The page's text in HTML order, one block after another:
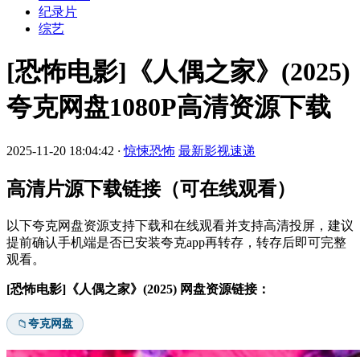
纪录片
综艺
[恐怖电影]《人偶之家》(2025)
夸克网盘1080P高清资源下载
2025-11-20 18:04:42 · 惊悚恐怖 最新影视速递
高清片源下载链接（可在线观看）
以下夸克网盘资源支持下载和在线观看并支持高清投屏，建议
提前确认手机端是否已安装夸克app再转存，转存后即可完整
观看。
[恐怖电影]《人偶之家》(2025) 网盘资源链接：
📁夸克网盘